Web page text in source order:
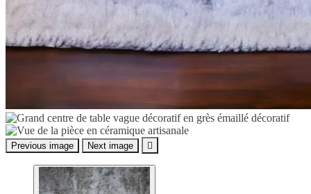
Previous image Next image 